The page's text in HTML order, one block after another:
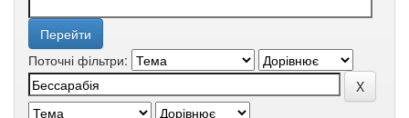
Поточні фільтри: